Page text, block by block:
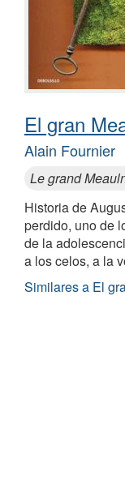
El gran
Alain Fournier
Le grand
Historia de
perdido, uno de
de la
a los celos, a la
Similares a El